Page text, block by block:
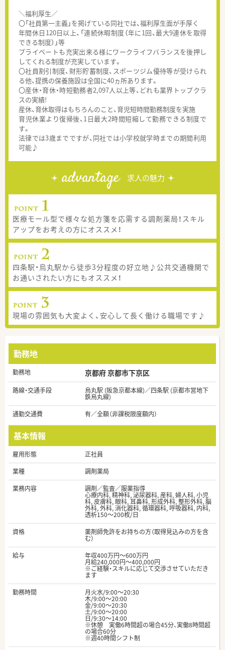
＼福利厚生／
〇「社員第一主義」を掲げている同社では、福利厚生面が手厚く
年間休日120日以上、「連続休暇制度（年に1回、最大9連休を取得
できる制度）」等
プライベートも充実出来る様にワークライフバランスを後押し
してくれる制度が充実しています。
〇社員割引制度、財形貯蓄制度、スポーツジム優待等が受けられ
る他、提携の保養施設は全国に40ヵ所あります。
〇産休・育休・時短勤務者2,097人以上等、どれも業界トップクラ
スの実績!
産休、育休取得はもちろんのこと、育児短時間勤務制度を実施
育児休業より復帰後、1日最大2時間短縮して勤務できる制度で
す。
法律では3歳までですが、同社では小学校就学時までの期間利用
可能♪
advantage 求人の魅力
医療モール型で様々な処方箋を応需する調剤薬局！スキル
アップをお考えの方にオススメ！
四条駅・烏丸駅から徒歩3分程度の好立地♪公共交通機関で
お通いされたい方にもオススメ！
現場の雰囲気も大変よく、安心して長く働ける職場です♪
勤務地
勤務地 京都府 京都市下京区
路線・交通手段 烏丸駅 (阪急京都本線)／四条駅 (京都市営地下
鉄烏丸線)
通勤交通費
有／全額（非課税限度額内）
基本情報
雇用形態
正社員
業種
調剤薬局
業務内容
調剤／監査／服薬指導
心療内科, 精神科, 泌尿器科, 産科, 婦人科, 小児
科, 皮膚科, 眼科, 耳鼻科, 形成外科, 整形外科, 脳
外科, 外科, 消化器科, 循環器科, 呼吸器科, 内科,
透析150～200枚/日
資格
薬剤師免許をお持ちの方（取得見込みの方を含
む）
給与
年収400万円～600万円
月給240,000円～400,000円
※ご経験・スキルに応じて交渉させていただき
ます
勤務時間
月火水/9:00～20:30
木/9:00～20:00
金/9:00～20:30
土/9:00～20:00
日/9:30～14:00
※休憩 実働6時間超の場合45分、実働8時間超
の場合60分
※週40時間シフト制